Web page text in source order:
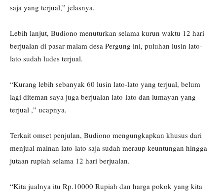
saja yang terjual,” jelasnya.
Lebih lanjut, Budiono menuturkan selama kurun waktu 12 hari
berjualan di pasar malam desa Pergung ini, puluhan lusin lato-
lato sudah ludes terjual.
“Kurang lebih sebanyak 60 lusin lato-lato yang terjual, belum
lagi diteman saya juga berjualan lato-lato dan lumayan yang
terjual ,” ucapnya.
Terkait omset penjulan, Budiono mengungkapkan khusus dari
menjual mainan lato-lato saja sudah meraup keuntungan hingga
jutaan rupiah selama 12 hari berjualan.
“Kita jualnya itu Rp.10000 Rupiah dan harga pokok yang kita